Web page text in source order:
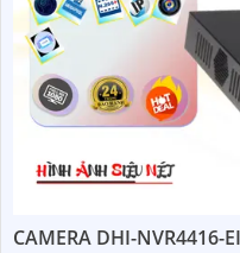
CAMERA DHI-NVR4416-